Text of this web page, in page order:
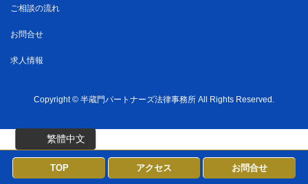
繁體中文
ご相談の流れ
お問合せ
求人情報
Copyright © 半蔵門パートナーズ法律事務所 All Rights Reserved.
TOP アクセス お問合せ